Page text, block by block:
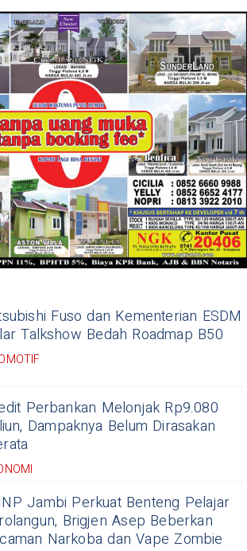
Fuso dan Kementerian ESDM
Talkshow Bedah Roadmap B50
Perbankan Melonjak Rp9.080
Dampaknya Belum Dirasakan
Jambi Perkuat Benteng Pelajar
Brigjen Asep Beberkan
Narkoba dan Vape Zombie